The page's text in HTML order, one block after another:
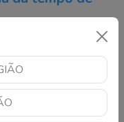
em Laguna e